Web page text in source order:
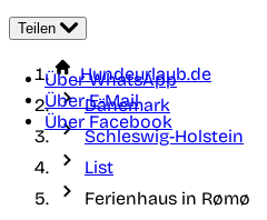
Teilen
Über WhatsApp
Über E-Mail
Über Facebook
Hundeurlaub.de
Dänemark
Schleswig-Holstein
List
Ferienhaus in Rømø